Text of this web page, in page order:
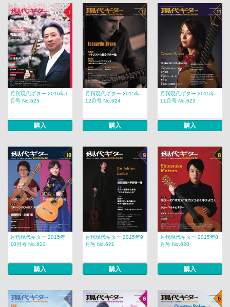
月刊現代ギター 2016年1
月号 No.625
購入
月刊現代ギター 2015年
12月号 No.624
購入
月刊現代ギター 2015年
11月号 No.623
購入
月刊現代ギター 2015年
10月号 No.622
購入
月刊現代ギター 2015年9
月号 No.621
購入
月刊現代ギター 2015年8
月号 No.620
購入